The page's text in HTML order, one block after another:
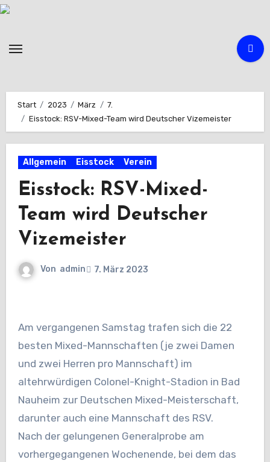
Zum
Start 2023 März
7.
Eisstock: RSV-Mixed-Team wird Deutscher Vizemeister
Allgemein Eisstock Verein
Eisstock: RSV-Mixed-
Team wird Deutscher
Vizemeister
Von admin 7. März 2023
Am vergangenen Samstag trafen sich die 22
besten Mixed-Mannschaften (je zwei Damen
und zwei Herren pro Mannschaft) im
altehrwürdigen Colonel-Knight-Stadion in Bad
Nauheim zur Deutschen Mixed-Meisterschaft,
darunter auch eine Mannschaft des RSV.
Nach der gelungenen Generalprobe am
vorhergegangenen Wochenende, bei dem das